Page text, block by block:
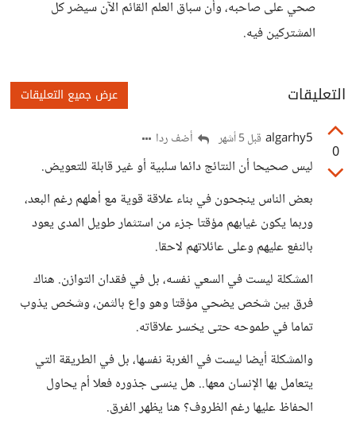
صحي على صاحبه، وأن سباق العلم القائم الآن سيضر كل
المشتركين فيه.
التعليقات عرض جميع التعليقات
0
algarhy5 قبل 5 أشهر أضف ردا
ليس صحيحا أن النتائج دائما سلبية أو غير قابلة للتعويض.
بعض الناس ينجحون في بناء علاقة قوية مع أهلهم رغم البعد،
وربما يكون غيابهم مؤقتا جزء من استثمار طويل المدى يعود
بالنفع عليهم وعلى عائلاتهم لاحقا.
المشكلة ليست في السعي نفسه، بل في فقدان التوازن. هناك
فرق بين شخص يضحي مؤقتا وهو واع بالثمن، وشخص يذوب
تماما في طموحه حتى يخسر علاقاته.
والمشكلة أيضا ليست في الغربة نفسها، بل في الطريقة التي
يتعامل بها الإنسان معها.. هل ينسى جذوره فعلا أم يحاول
الحفاظ عليها رغم الظروف؟ هنا يظهر الفرق.